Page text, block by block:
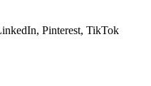
Pinterest, TikTok